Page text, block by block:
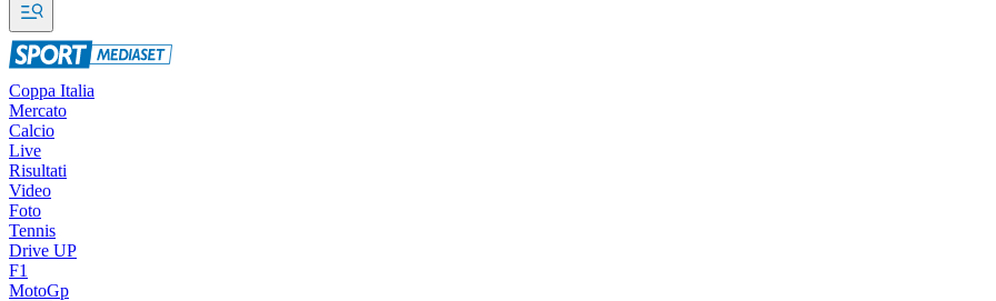
Coppa Italia
Mercato
Calcio
Live
Risultati
Video
Foto
Tennis
Drive UP
F1
MotoGp